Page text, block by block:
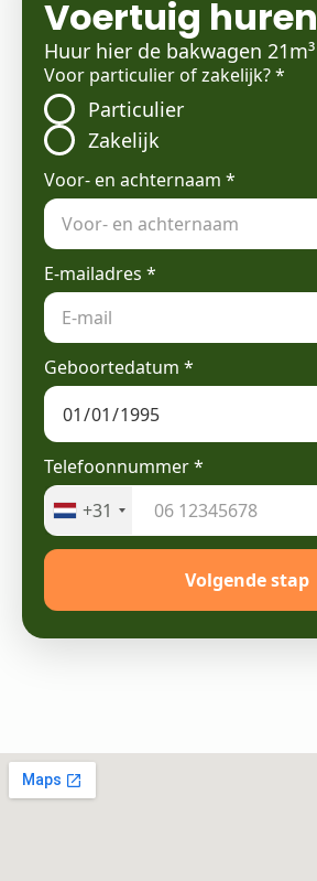
Voertuig huren
Huur hier de bakwagen 21m³
Voor particulier of zakelijk?*
Particulier
Zakelijk
Voor- en achternaam *
E-mailadres *
Geboortedatum *
Telefoonnummer*
+31
Volgende stap